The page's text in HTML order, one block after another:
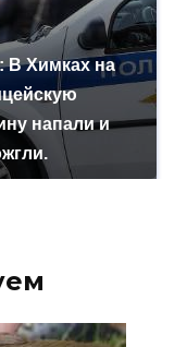
Химках на
напали и